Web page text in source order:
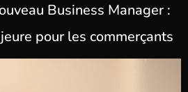
Business Manager :
pour les commerçants